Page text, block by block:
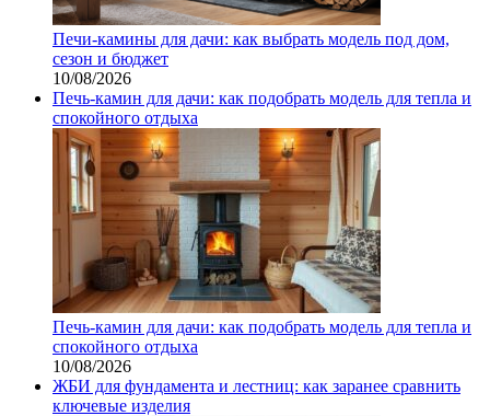
Печи-камины для дачи: как выбрать модель под дом,
сезон и бюджет
10/08/2026
Печь-камин для дачи: как подобрать модель для тепла и
спокойного отдыха
Печь-камин для дачи: как подобрать модель для тепла и
спокойного отдыха
10/08/2026
ЖБИ для фундамента и лестниц: как заранее сравнить
ключевые изделия